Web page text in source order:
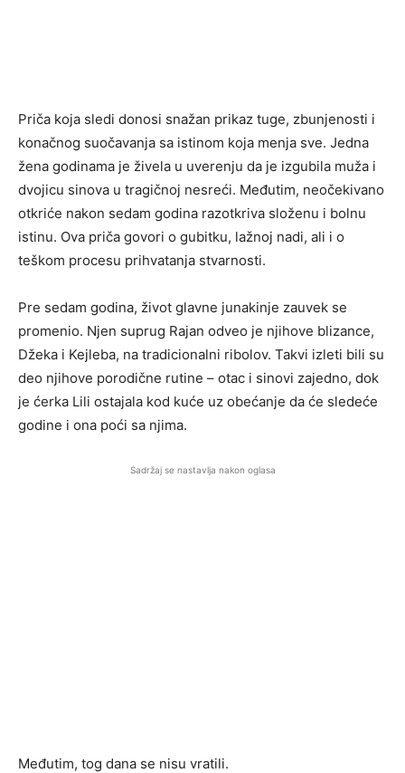
Priča koja sledi donosi snažan prikaz tuge, zbunjenosti i
konačnog suočavanja sa istinom koja menja sve. Jedna
žena godinama je živela u uverenju da je izgubila muža i
dvojicu sinova u tragičnoj nesreći. Međutim, neočekivano
otkriće nakon sedam godina razotkriva složenu i bolnu
istinu. Ova priča govori o gubitku, lažnoj nadi, ali i o
teškom procesu prihvatanja stvarnosti.
Pre sedam godina, život glavne junakinje zauvek se
promenio. Njen suprug Rajan odveo je njihove blizance,
Džeka i Kejleba, na tradicionalni ribolov. Takvi izleti bili su
deo njihove porodične rutine – otac i sinovi zajedno, dok
je ćerka Lili ostajala kod kuće uz obećanje da će sledeće
godine i ona poći sa njima.
Sadržaj se nastavlja nakon oglasa
Međutim, tog dana se nisu vratili.